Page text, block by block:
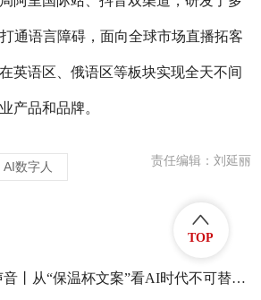
通语言障碍，面向全球市场直播拓客
英语区、俄语区等板块实现全天不间
产品和品牌。
数字人 责任编辑：刘延丽
2026年廊坊经洽会·声音丨从“保温杯文案”看AI时代不可替代的认知真相
TOP